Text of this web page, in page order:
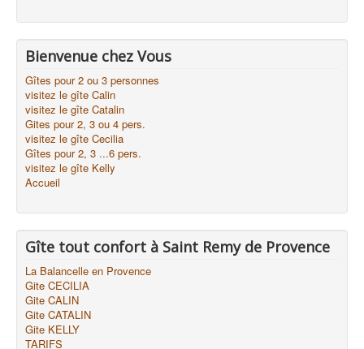
Bienvenue chez Vous
Gîtes pour 2 ou 3 personnes
visitez le gîte Calin
visitez le gîte Catalin
Gites pour 2, 3 ou 4 pers.
visitez le gîte Cecilia
Gîtes pour 2, 3 ...6 pers.
visitez le gîte Kelly
Accueil
Gîte tout confort à Saint Remy de Provence
La Balancelle en Provence
Gite CECILIA
Gite CALIN
Gite CATALIN
Gite KELLY
TARIFS